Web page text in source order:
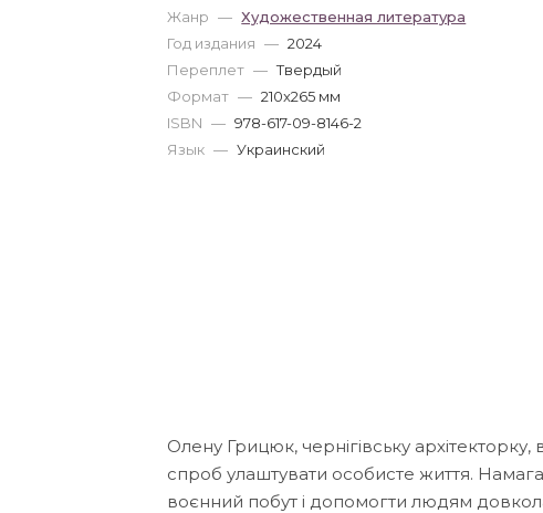
Жанр — Художественная литература
Год издания — 2024
Переплет — Твердый
Формат — 210x265 мм
ISBN — 978-617-09-8146-2
Язык — Украинский
Олену Грицюк, чернігівську
спроб улаштувати особисте життя.
воєнний побут і допомогти людям